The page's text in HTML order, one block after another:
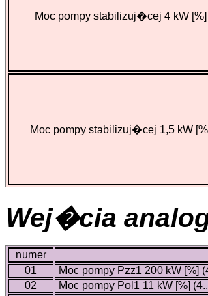
Moc pompy stabilizuj�cej 4 kW [%]
Moc pompy stabilizuj�cej 1,5 kW
Wej�cia
numer
01
Moc pompy Pzz1 200 kW [%]
02
Moc pompy Pol1 11 kW [%]